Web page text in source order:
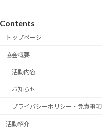
Contents
トップページ
協会概要
活動内容
お知らせ
プライバシーポリシー・免責事項
活動紹介